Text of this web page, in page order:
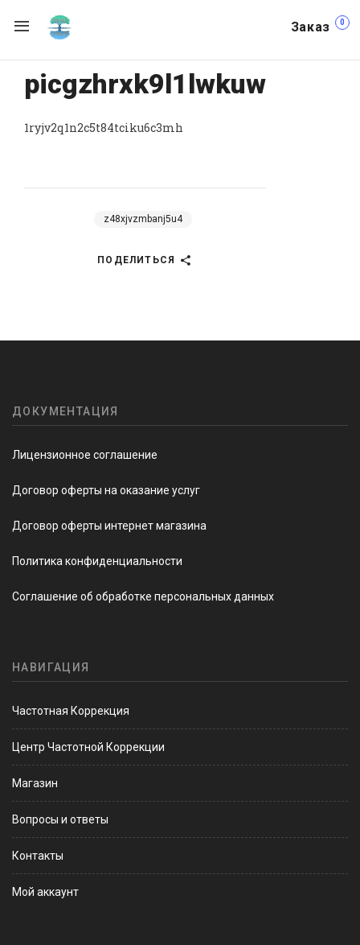
Заказ 0
picgzhrxk9l1lwkuw
1ryjv2q1n2c5t84tciku6c3mh
z48xjvzmbanj5u4
ПОДЕЛИТЬСЯ
ДОКУМЕНТАЦИЯ
Лицензионное соглашение
Договор оферты на оказание услуг
Договор оферты интернет магазина
Политика конфиденциальности
Соглашение об обработке персональных данных
НАВИГАЦИЯ
Частотная Коррекция
Центр Частотной Коррекции
Магазин
Вопросы и ответы
Контакты
Мой аккаунт